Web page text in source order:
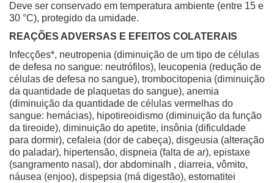
Deve ser conservado em temperatura ambiente (entre 15 e
30 °C), protegido da umidade.
REAÇÕES ADVERSAS E EFEITOS COLATERAIS
Infecções*, neutropenia (diminuição de um tipo de células
de defesa no sangue: neutrófilos), leucopenia (redução de
células de defesa no sangue), trombocitopenia (diminuição
da quantidade de plaquetas do sangue), anemia
(diminuição da quantidade de células vermelhas do
sangue: hemácias), hipotireoidismo (diminuição da função
da tireoide), diminuição do apetite, insônia (dificuldade
para dormir), cefaleia (dor de cabeça), disgeusia (alteração
do paladar), hipertensão, dispneia (falta de ar), epistaxe
(sangramento nasal), dor abdominalh , diarreia, vômito,
náusea (enjoo), dispepsia (má digestão), estomatitei